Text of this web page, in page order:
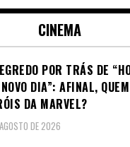
CINEMA
POR TRÁS DE
DIA”: AFINAL,
DA MARVEL?
DE 2026